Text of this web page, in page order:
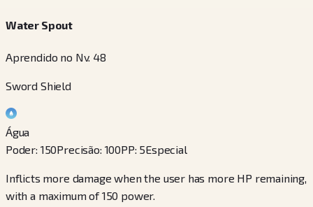
Water Spout
Aprendido no Nv. 48
Sword Shield
Água
Poder: 150Precisão: 100PP: 5Especial
Inflicts more damage when the user has more HP remaining,
with a maximum of 150 power.